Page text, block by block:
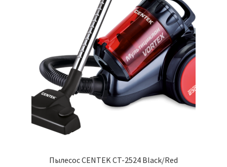
Пылесос CENTEK CT-2524 Black/Red